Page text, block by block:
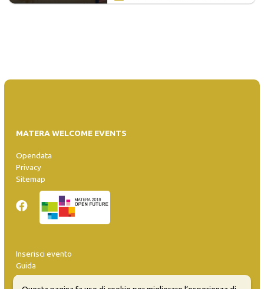
MATERA WELCOME EVENTS
Opendata
Privacy
Sitemap
Inserisci evento
Guida
FAQ